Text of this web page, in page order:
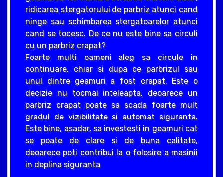
ridicarea stergatorului de parbriz atunci cand
ninge sau schimbarea stergatoarelor atunci
cand se tocesc. De ce nu este bine sa circuli
cu un parbriz crapat?
Foarte multi oameni aleg sa circule in
continuare, chiar si dupa ce parbrizul sau
unul dintre geamuri a fost crapat. Este o
decizie nu tocmai inteleapta, deoarece un
parbriz crapat poate sa scada foarte mult
gradul de vizibilitate si automat siguranta.
Este bine, asadar, sa investesti in geamuri cat
se poate de clare si de buna calitate,
deoarece poti contribui la o folosire a masinii
in deplina siguranta